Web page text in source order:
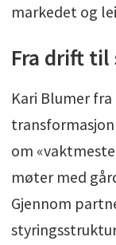
markedet og
Fra drift
Kari Blumer
om
møter med
Gjennom